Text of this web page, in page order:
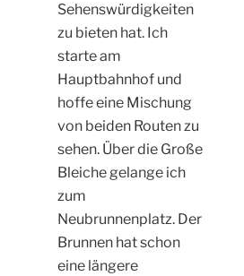
Sehenswürdigkeiten
zu bieten hat. Ich
starte am
Hauptbahnhof und
hoffe eine Mischung
von beiden Routen zu
sehen. Über die Große
Bleiche gelange ich
zum
Neubrunnenplatz. Der
Brunnen hat schon
eine längere